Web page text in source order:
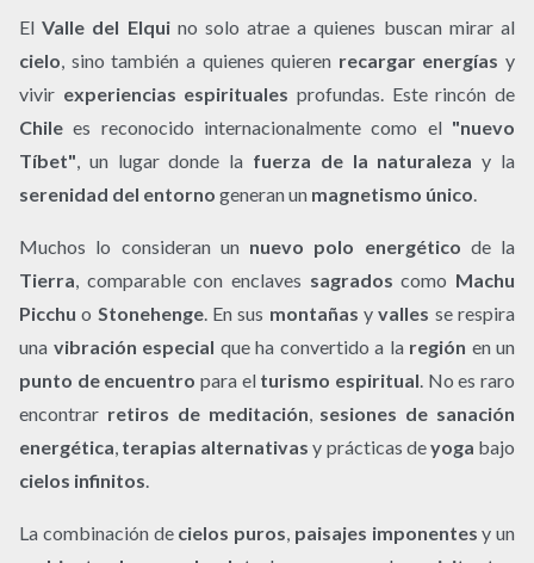
ElValle del Elquino solo atrae a quienes buscan mirar al
cielo, sino también a quienes quieren recargar energías y
vivir experiencias espirituales profundas. Este rincón de
Chile es reconocido internacionalmente como el "nuevo
Tíbet", un lugar donde la fuerza de la naturaleza y la
serenidad del entorno generan un magnetismo único.
Muchos lo consideran un nuevo polo energético de la
Tierra, comparable con enclaves sagrados como Machu
Picchu o Stonehenge. En sus montañas yvalles se respira
una vibración especial que ha convertido a la región en un
punto de encuentro para el turismo espiritual. No es raro
encontrar retiros de meditación, sesiones de sanación
energética, terapias alternativas y prácticas deyoga bajo
cielos infinitos.
La combinación de cielos puros, paisajes imponentes y un